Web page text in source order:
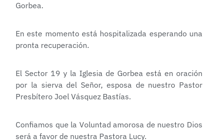
Gorbea.
En este momento está hospitalizada esperando una
pronta recuperación.
El Sector 19 y la Iglesia de Gorbea está en oración
por la sierva del Señor, esposa de nuestro Pastor
Presbítero Joel Vásquez Bastías.
Confiamos que la Voluntad amorosa de nuestro Dios
será a favor de nuestra Pastora Lucy.